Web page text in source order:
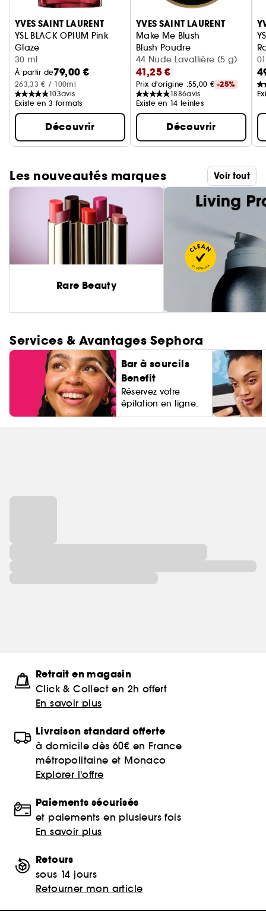
Ignorer le carrousel produits
YVES SAINT LAURENT
YSL BLACK OPIUM Pink
Glaze
Eau de Parfum femme ambrée florale & note de fraise
30 ml
À partir de79,00 €
263,33 € / 100ml
103avis
Existe en 3 formats
Découvrir
YVES SAINT LAURENT
Make Me Blush
Blush Poudre
44 Nude Lavallière (5 g)
41,25 €
Prix d'origine :55,00 € -25%
1886avis
Existe en 14 teintes
Découvrir
Les nouveautés marques Voir tout
Rare Beauty
Services & Avantages Sephora
Bar à sourcils
Benefit
Réservez votre
épilation en ligne.
Retrait en magasin
Click & Collect en 2h offert
En savoir plus
Livraison standard offerte
à domicile dès 60€ en France
métropolitaine et Monaco
Explorer l'offre
Paiements sécurisés
et paiements en plusieurs fois
En savoir plus
Retours
sous 14 jours
Retourner mon article